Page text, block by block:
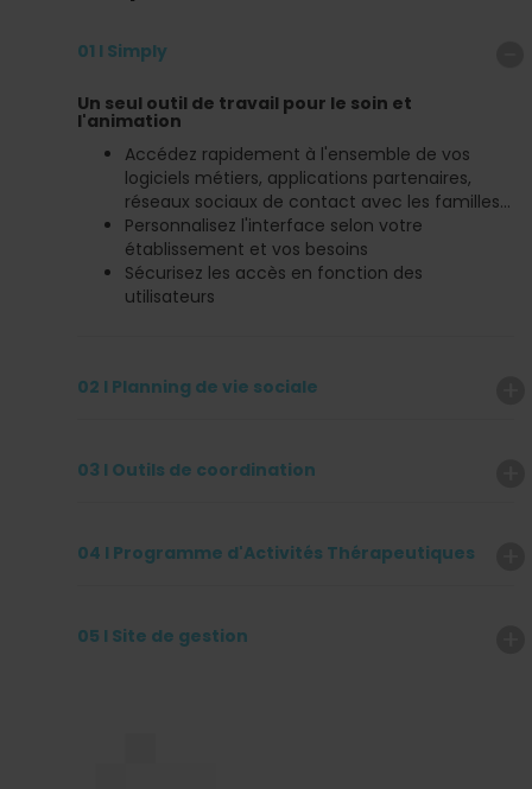
01 I Simply
Un seul outil de travail pour le soin et
l'animation
Accédez rapidement à l'ensemble de vos
logiciels métiers, applications partenaires,
réseaux sociaux de contact avec les familles...
Personnalisez l'interface selon votre
établissement et vos besoins
Sécurisez les accès en fonction des
utilisateurs
02 I Planning de vie sociale
03 I Outils de coordination
04 I Programme d'Activités Thérapeutiques
05 I Site de gestion